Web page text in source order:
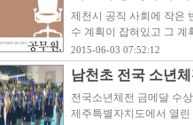
제천시 공직 사회에 작은
수 계획이 잡혀있고 그
2015-06-03 07:52:12
남천초 전국 소년
전국소년체전 금메달 수
제주특별자치도에서 열